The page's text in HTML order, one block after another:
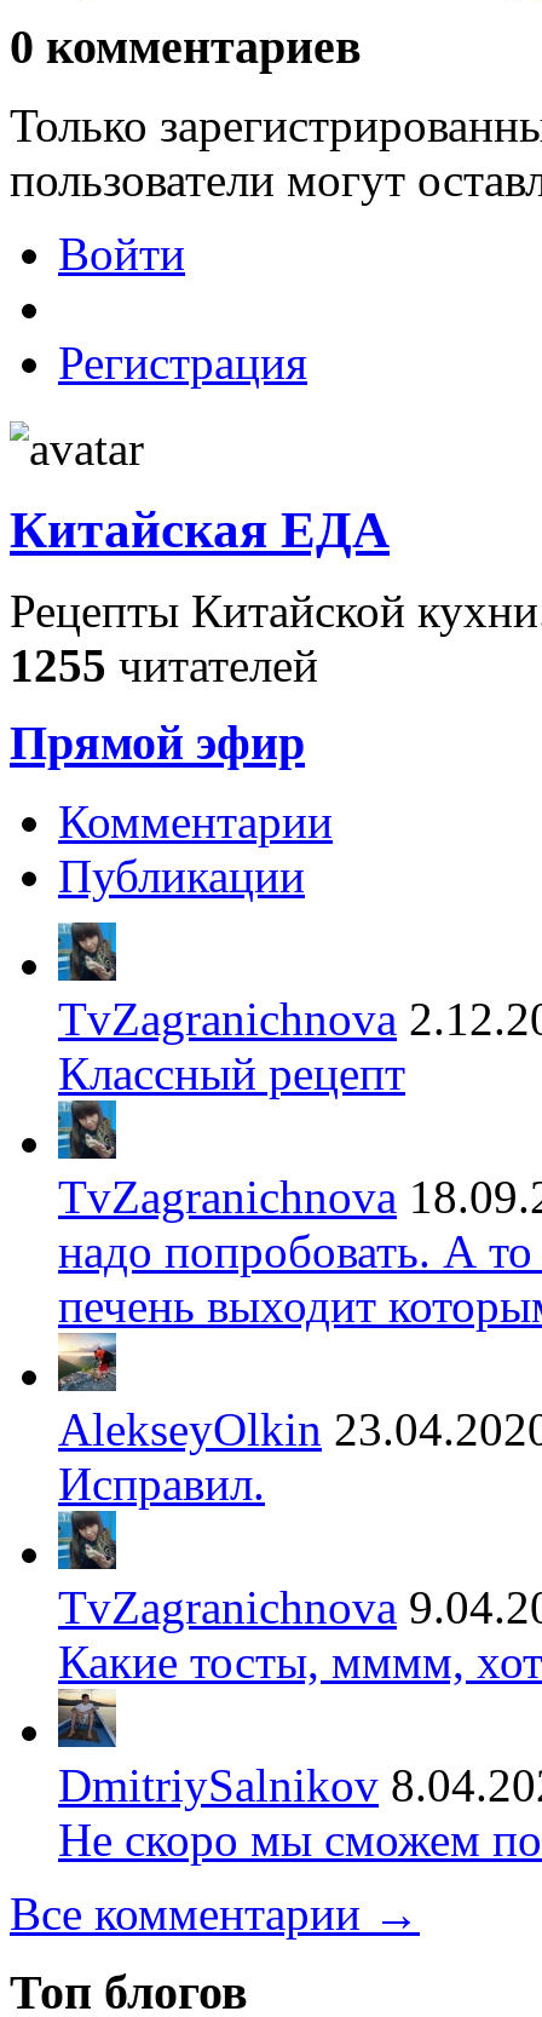
0 комментариев
Только
пользователи могут
Войти
Регистрация
Китайская ЕДА
Рецепты Китайской
1255 читателей
Прямой эфир
Комментарии
Публикации
TvZagranichnova
Классный рецепт
TvZagranichnova
надо попробовать. А
печень выходит
AlekseyOlkin
Исправил.
TvZagranichnova
Какие тосты, мммм,
DmitriySalnikov
Не скоро мы сможем
Все комментарии →
Топ блогов